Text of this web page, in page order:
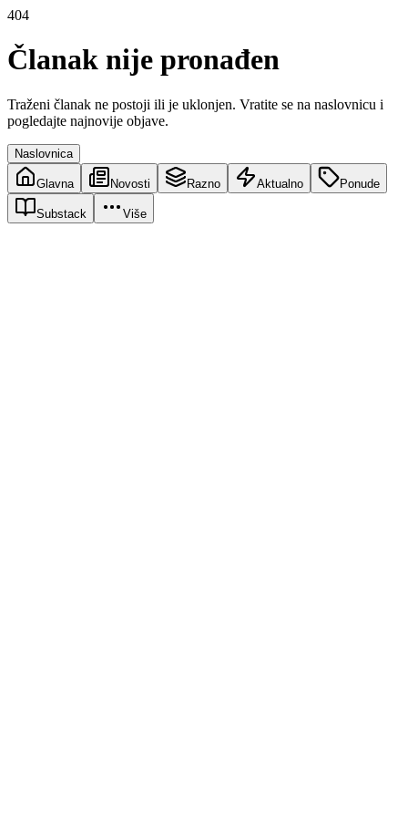
404
Članak nije pronađen
Traženi članak ne postoji ili je uklonjen. Vratite se na naslovnicu i
pogledajte najnovije objave.
Naslovnica
Glavna Novosti Razno Aktualno Ponude
Substack Više